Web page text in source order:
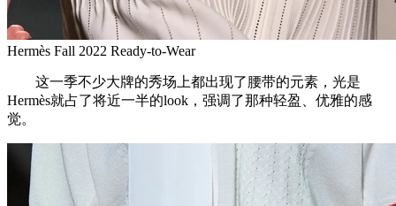
Hermès Fall 2022 Ready-to-Wear
这一季不少大牌的秀场上都出现了腰带的元素，光是
Hermès就占了将近一半的look，强调了那种轻盈、优雅的感
觉。